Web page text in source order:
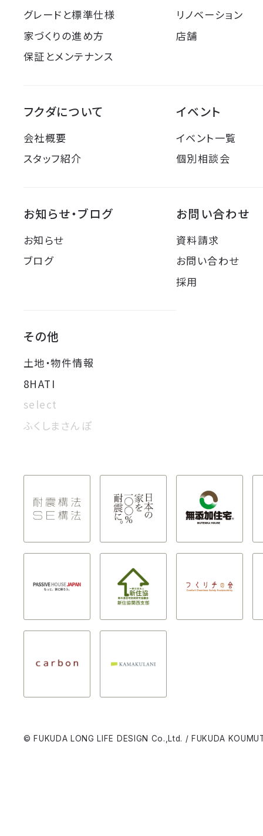
グレードと標準仕様
家づくりの進め方
保証とメンテナンス
リノベーション
店舗
フクダについて
会社概要
スタッフ紹介
イベント
イベント一覧
個別相談会
お知らせ・ブログ
お知らせ
ブログ
お問い合わせ
資料請求
お問い合わせ
採用
その他
土地・物件情報
8HATI
select
ふくしまさんぽ
© FUKUDA LONG LIFE DESIGN Co.,Ltd. / FUKUDA